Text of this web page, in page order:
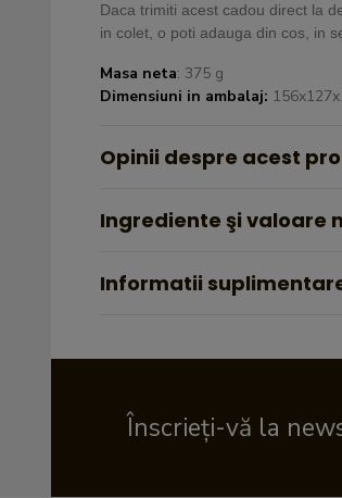
Daca trimiti acest cadou direct la
in colet, o poti adauga din cos, in
Masa neta: 375 g
Dimensiuni in ambalaj:
Opinii despre acest
Ingrediente şi valoare
Informatii
Înscrieți-vă la